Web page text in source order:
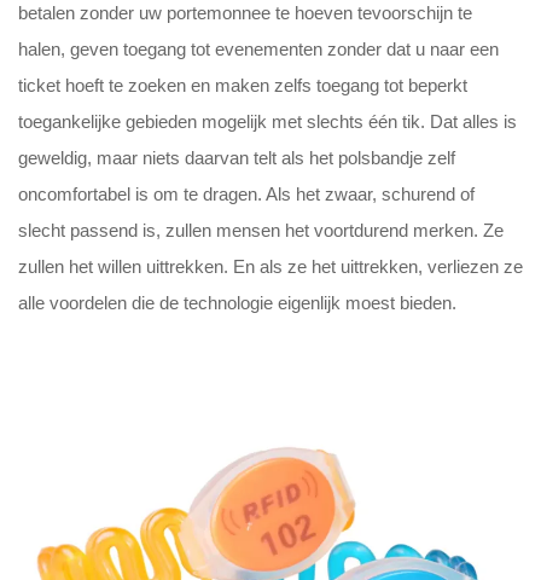
betalen zonder uw portemonnee te hoeven tevoorschijn te
halen, geven toegang tot evenementen zonder dat u naar een
ticket hoeft te zoeken en maken zelfs toegang tot beperkt
toegankelijke gebieden mogelijk met slechts één tik. Dat alles is
geweldig, maar niets daarvan telt als het polsbandje zelf
oncomfortabel is om te dragen. Als het zwaar, schurend of
slecht passend is, zullen mensen het voortdurend merken. Ze
zullen het willen uittrekken. En als ze het uittrekken, verliezen ze
alle voordelen die de technologie eigenlijk moest bieden.